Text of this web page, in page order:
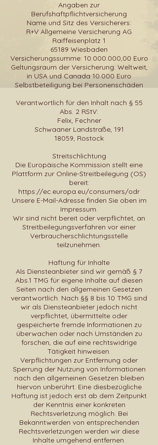
Angaben zur
Berufshaftpflichtversicherung
Name und Sitz des Versicherers:
R+V Allgemeine Versicherung AG
Raiffeisenplatz 1
65189 Wiesbaden
Versicherungssumme: 10.000.000,00 Euro
Geltungsraum der Versicherung: Weltweit,
in USA und Canada 10.000 Euro
Selbstbeteiligung bei Personenschäden
Verantwortlich für den Inhalt nach § 55
Abs. 2 RStV:
Felix, Fechner
Schwaaner Landstraße, 191
18059, Rostock
Streitschlichtung
Die Europäische Kommission stellt eine
Plattform zur Online-Streitbeilegung (OS)
bereit:
https://ec.europa.eu/consumers/odr
Unsere E-Mail-Adresse finden Sie oben im
Impressum.
Wir sind nicht bereit oder verpflichtet, an
Streitbeilegungsverfahren vor einer
Verbraucherschlichtungsstelle
teilzunehmen.
Haftung für Inhalte
Als Diensteanbieter sind wir gemäß § 7
Abs.1 TMG für eigene Inhalte auf diesen
Seiten nach den allgemeinen Gesetzen
verantwortlich. Nach §§ 8 bis 10 TMG sind
wir als Diensteanbieter jedoch nicht
verpflichtet, übermittelte oder
gespeicherte fremde Informationen zu
überwachen oder nach Umständen zu
forschen, die auf eine rechtswidrige
Tätigkeit hinweisen.
Verpflichtungen zur Entfernung oder
Sperrung der Nutzung von Informationen
nach den allgemeinen Gesetzen bleiben
hiervon unberührt. Eine diesbezügliche
Haftung ist jedoch erst ab dem Zeitpunkt
der Kenntnis einer konkreten
Rechtsverletzung möglich. Bei
Bekanntwerden von entsprechenden
Rechtsverletzungen werden wir diese
Inhalte umgehend entfernen.